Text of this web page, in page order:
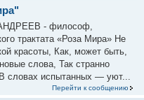
- философ,
трактата «Роза Мира» Не
красоты, Как, может быть,
слова, Так странно
словах испытанных — уют...
Перейти к сообщению